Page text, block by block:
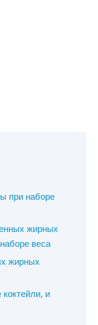
при наборе
жирных
веса
жирных
и